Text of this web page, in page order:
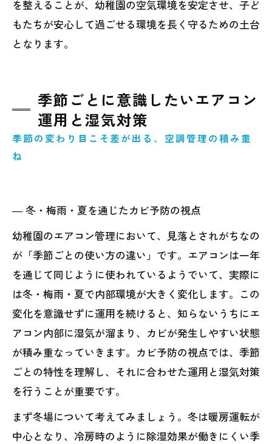
を整えることが、幼稚園の空気環境を安定させ、子ど
もたちが安心して過ごせる環境を長く守るための土台
となります。
季節ごとに意識したいエアコン
運用と湿気対策
季節の変わり目こそ差が出る、空調管理の積み重
ね
― 冬・梅雨・夏を通じたカビ予防の視点
幼稚園のエアコン管理において、見落とされがちなの
が「季節ごとの使い方の違い」です。エアコンは一年
を通じて同じように使われているようでいて、実際に
は冬・梅雨・夏で内部環境が大きく変化します。この
変化を意識せずに運用を続けると、知らないうちにエ
アコン内部に湿気が溜まり、カビが発生しやすい状態
が積み重なっていきます。カビ予防の視点では、季節
ごとの特性を理解し、それに合わせた運用と湿気対策
を行うことが重要です。
まず冬場について考えてみましょう。冬は暖房運転が
中心となり、冷房時のように除湿効果が働きにくい季